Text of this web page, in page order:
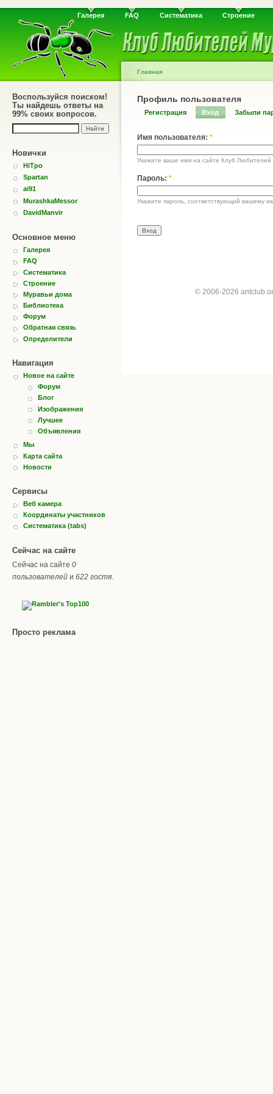
Галерея FAQ Систематика Строение
Воспользуйся поиском!
Ты найдешь ответы на
99% своих вопросов.
Новички
HiTpo
Spartan
ai91
MurashkaMessor
DavidManvir
Основное меню
Галерея
FAQ
Систематика
Строение
Муравьи дома
Библиотека
Форум
Обратная связь
Определители
Навигация
Новое на сайте
Форум
Блог
Изображения
Лучшее
Объявления
Мы
Карта сайта
Новости
Сервисы
Веб камера
Координаты участников
Систематика (tabs)
Сейчас на сайте
Сейчас на сайте 0
пользователей и 622 гостя.
Просто реклама
Главная
Профиль пользователя
Регистрация Вход Забыли
Имя пользователя: *
Укажите ваше имя на сайте Клуб Любителей
Пароль: *
Укажите пароль, соответствующий вашему
© 2006-2026